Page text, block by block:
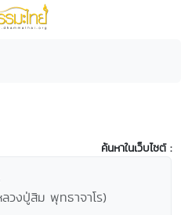
ค้นหาในเว็บไซต์ :
วงปู่สิม พุทธาจาโร)